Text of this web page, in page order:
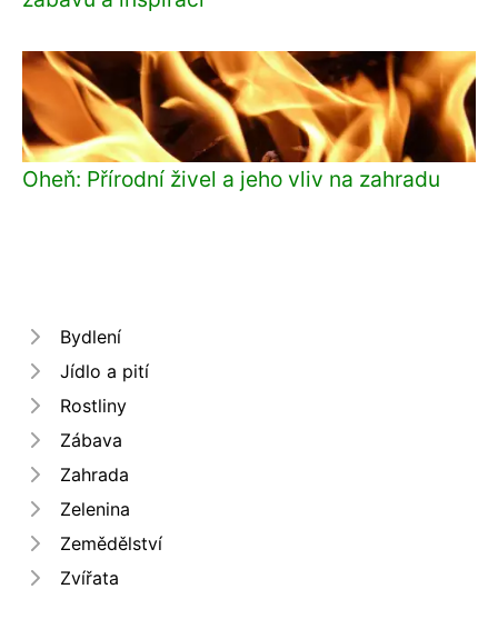
Oheň: Přírodní živel a jeho vliv na zahradu
Bydlení
Jídlo a pití
Rostliny
Zábava
Zahrada
Zelenina
Zemědělství
Zvířata